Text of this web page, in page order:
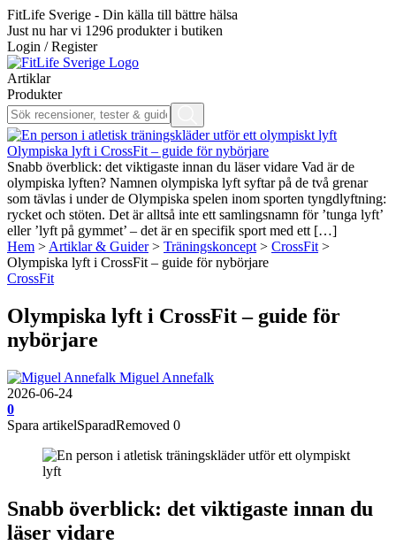
FitLife Sverige - Din källa till bättre hälsa
Just nu har vi 1296 produkter i butiken
Login / Register
Artiklar
Produkter
Olympiska lyft i CrossFit – guide för nybörjare
Snabb överblick: det viktigaste innan du läser vidare Vad är de
olympiska lyften? Namnen olympiska lyft syftar på de två grenar
som tävlas i under de Olympiska spelen inom sporten tyngdlyftning:
rycket och stöten. Det är alltså inte ett samlingsnamn för ’tunga lyft’
eller ’lyft på gymmet’ – det är en specifik sport med ett […]
Hem > Artiklar & Guider> Träningskoncept > CrossFit >
Olympiska lyft i CrossFit – guide för nybörjare
CrossFit
Olympiska lyft i CrossFit – guide för
nybörjare
Miguel Annefalk
2026-06-24
0
Spara artikelSparadRemoved 0
Snabb överblick: det viktigaste innan du
läser vidare